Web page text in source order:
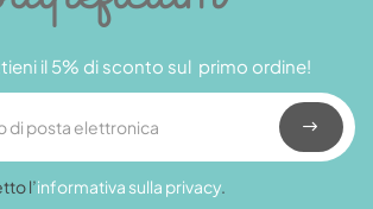
il 5% di sconto sul primo ordine!
l’informativa sulla privacy.